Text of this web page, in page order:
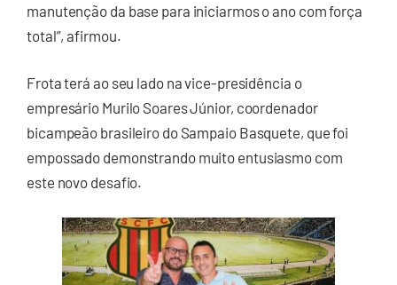
manutenção da base para iniciarmos o ano com força
total”, afirmou.
Frota terá ao seu lado na vice-presidência o
empresário Murilo Soares Júnior, coordenador
bicampeão brasileiro do Sampaio Basquete, que foi
empossado demonstrando muito entusiasmo com
este novo desafio.